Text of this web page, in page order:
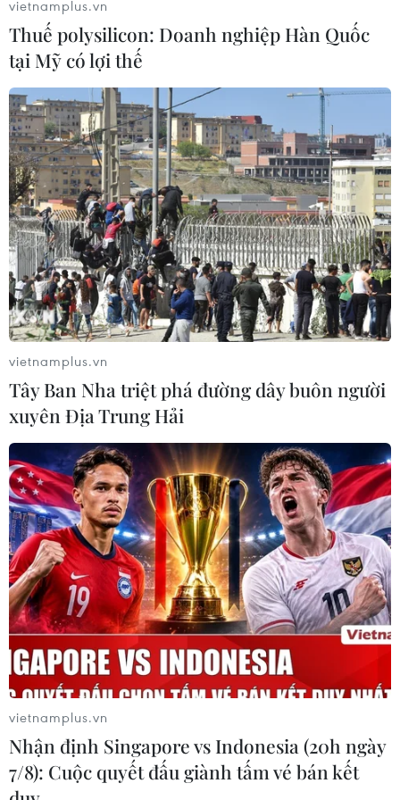
vietnamplus.vn
Thuế polysilicon: Doanh nghiệp Hàn Quốc
tại Mỹ có lợi thế
vietnamplus.vn
Tây Ban Nha triệt phá đường dây buôn người
xuyên Địa Trung Hải
vietnamplus.vn
Nhận định Singapore vs Indonesia (20h ngày
7/8): Cuộc quyết đấu giành tấm vé bán kết